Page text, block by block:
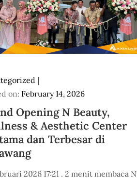
on: February 14, 2026
Opening N Beauty,
& Aesthetic Center
dan Terbesar di
2026 17:21 . 2 menit membaca N